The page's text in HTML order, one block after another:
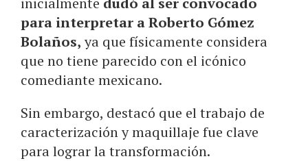
para interpretar a Roberto Gómez
Bolaños,ya que físicamente considera
que no tiene parecido con el icónico
comediante mexicano.
Sin embargo, destacó que el trabajo de
caracterización y maquillaje fue clave
para lograr la transformación.